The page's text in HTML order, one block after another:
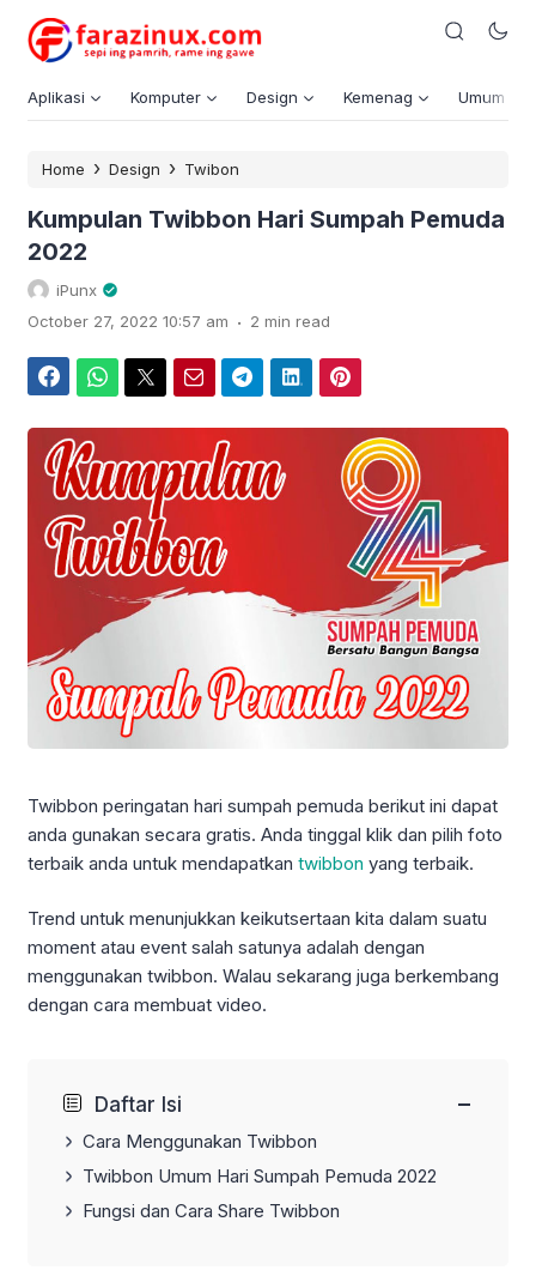
Aplikasi Komputer Design Kemenag Umum
Home › Design › Twibon
Kumpulan Twibbon Hari Sumpah Pemuda
2022
iPunx
October 27, 2022 10:57 am . 2 min read
Twibbon peringatan hari sumpah pemuda berikut ini dapat
anda gunakan secara gratis. Anda tinggal klik dan pilih foto
terbaik anda untuk mendapatkan twibbon yang terbaik.
Trend untuk menunjukkan keikutsertaan kita dalam suatu
moment atau event salah satunya adalah dengan
menggunakan twibbon. Walau sekarang juga berkembang
dengan cara membuat video.
Daftar Isi −
Cara Menggunakan Twibbon
Twibbon Umum Hari Sumpah Pemuda 2022
Fungsi dan Cara Share Twibbon